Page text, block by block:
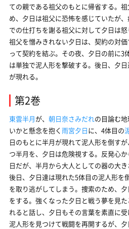
ての親である祖父のもとに帰省する。
め、夕日は祖父に恐怖を感じていたが
での仕打ちを謝る祖父に対して夕日は怒
祖父を憎みきれない夕日は、契約の対
って契約を結ぶ。その夜、夕日の前に3
は単独で泥人形を撃破する。後日、夕日
が現れる。
第2巻
東雲半月が、 朝日奈さみだれの目論む
いかと懸念を抱く 雨宮夕日に、4体目の
日のもとに半月が現れて泥人形を倒す
つ半月を、夕日は危険視する。反発心
日だが、半月から大人としての器の大
後日、夕日達は現れた5体目の泥人形を
を取り逃がしてしまう。捜索のため、
をする。強くなった夕日と戦う夢を見
れると話し、夕日もその言葉を素直に
泥人形を見つけて戦闘を再開するが、